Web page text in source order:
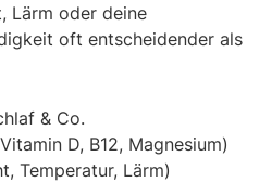
Lärm oder deine
oft entscheidender als
& Co.
D, B12, Magnesium)
Temperatur, Lärm)